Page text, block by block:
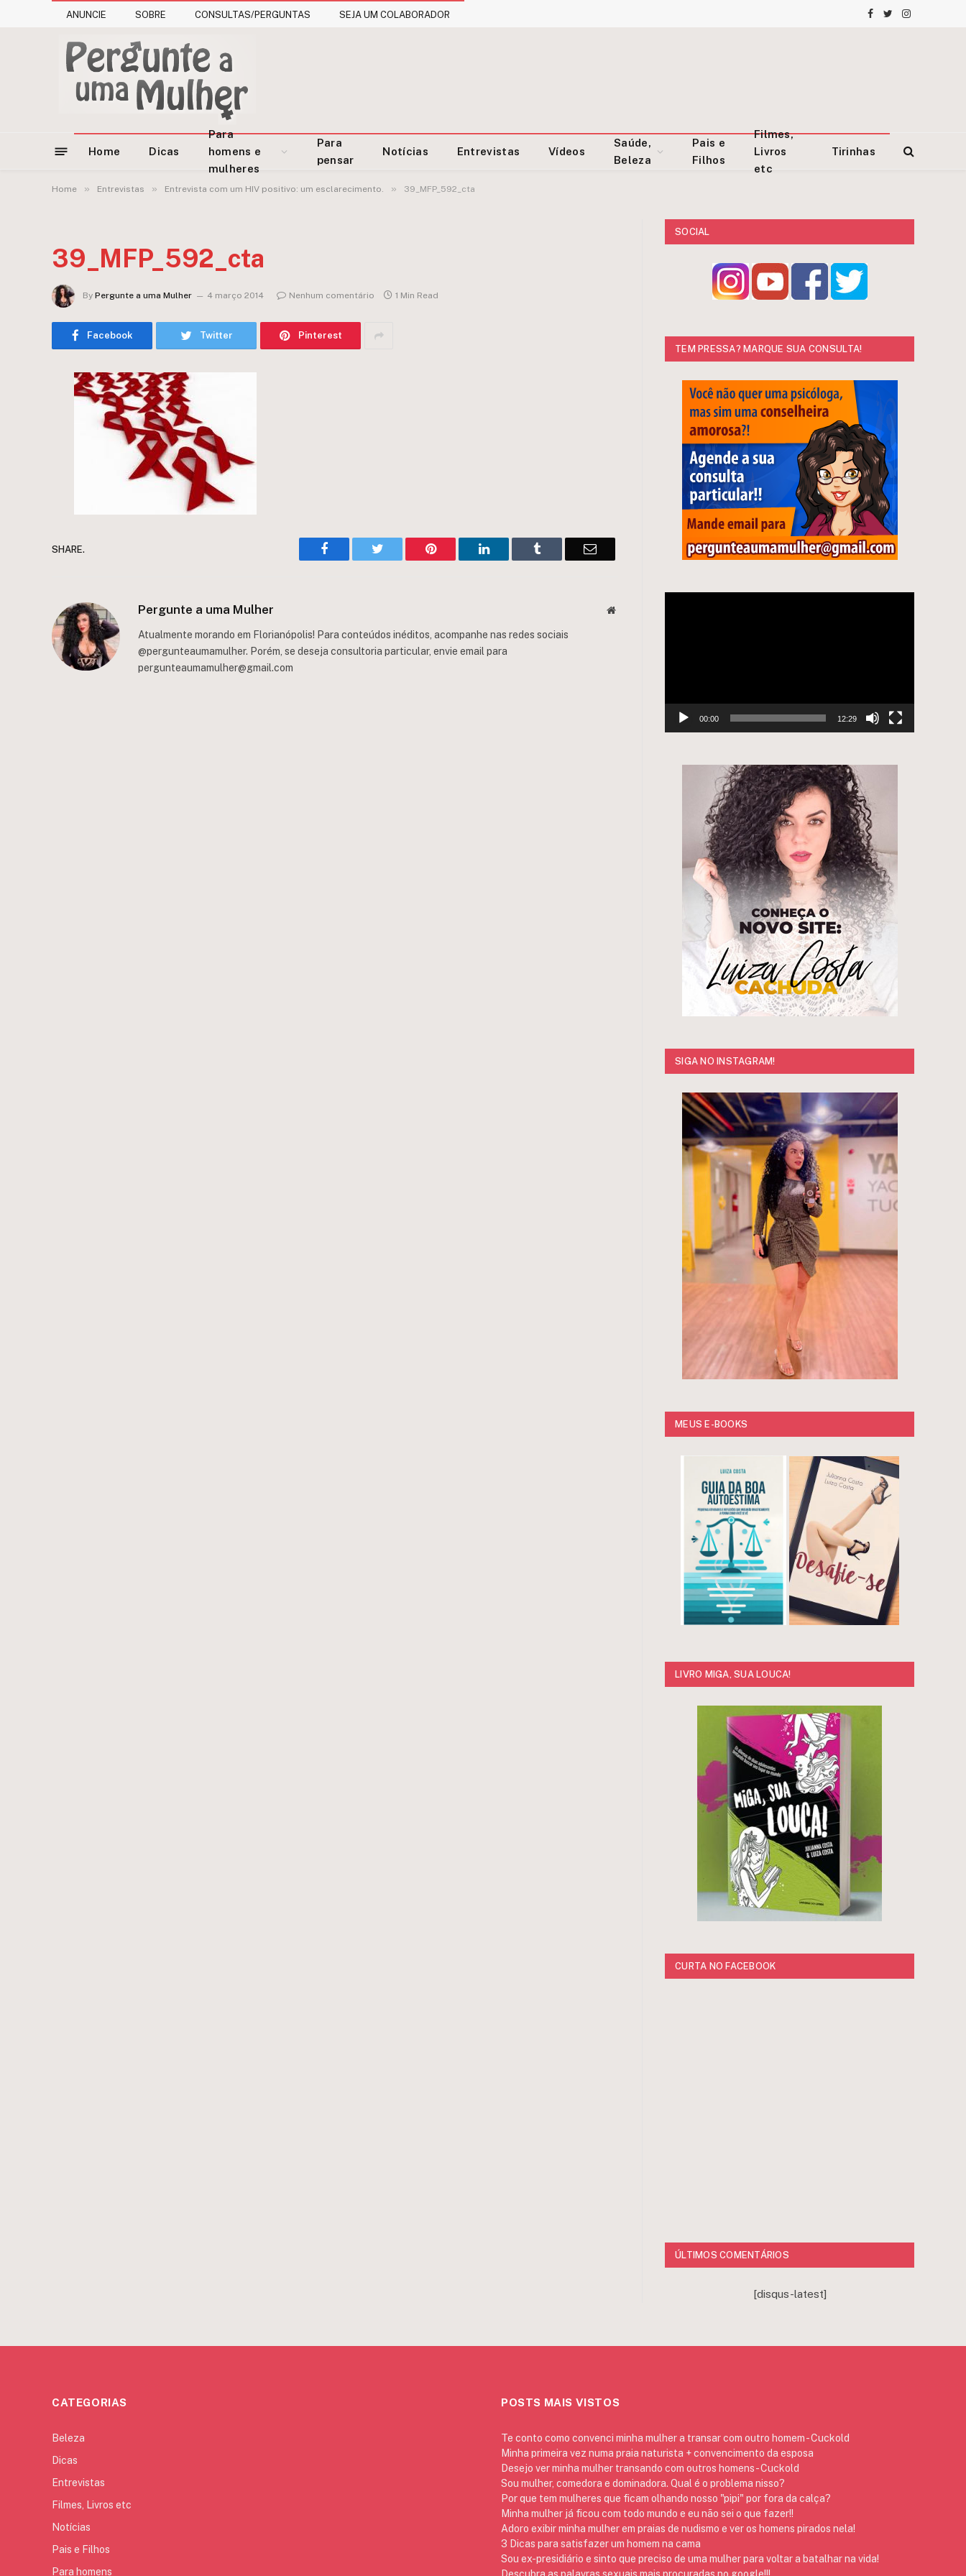
ANUNCIE SOBRE CONSULTAS/PERGUNTAS SEJA UM COLABORADOR Facebook
TwitterInstagram
Home Dicas
Para
homens e
mulheres
Para
pensar
Notícias Entrevistas Vídeos
Saúde,
Beleza
Pais e
Filhos
Filmes,
Livros
etc
Tirinhas
Home » Entrevistas » Entrevista com um HIV positivo: um esclarecimento. » 39_MFP_592_cta
39_MFP_592_cta
By Pergunte a uma Mulher 4 março 2014 Nenhum comentário 1 Min Read
Facebook Twitter Pinterest
SHARE. Facebook Twitter Pinterest LinkedIn Tumblr Email
Pergunte a uma Mulher Website
Atualmente morando em Florianópolis! Para conteúdos inéditos, acompanhe nas redes sociais
@pergunteaumamulher. Porém, se deseja consultoria particular, envie email para
pergunteaumamulher@gmail.com
SOCIAL
TEM PRESSA? MARQUE SUA CONSULTA!
00:00 12:29
SIGA NO INSTAGRAM!
MEUS E-BOOKS
LIVRO MIGA, SUA LOUCA!
CURTA NO FACEBOOK
ÚLTIMOS COMENTÁRIOS
[disqus-latest]
CATEGORIAS
Beleza
Dicas
Entrevistas
Filmes, Livros etc
Notícias
Pais e Filhos
Para homens
POSTS MAIS VISTOS
Te conto como convenci minha mulher a transar com outro homem - Cuckold
Minha primeira vez numa praia naturista + convencimento da esposa
Desejo ver minha mulher transando com outros homens - Cuckold
Sou mulher, comedora e dominadora. Qual é o problema nisso?
Por que tem mulheres que ficam olhando nosso "pipi" por fora da calça?
Minha mulher já ficou com todo mundo e eu não sei o que fazer!!
Adoro exibir minha mulher em praias de nudismo e ver os homens pirados nela!
3 Dicas para satisfazer um homem na cama
Sou ex-presidiário e sinto que preciso de uma mulher para voltar a batalhar na vida!
Descubra as palavras sexuais mais procuradas no google!!!